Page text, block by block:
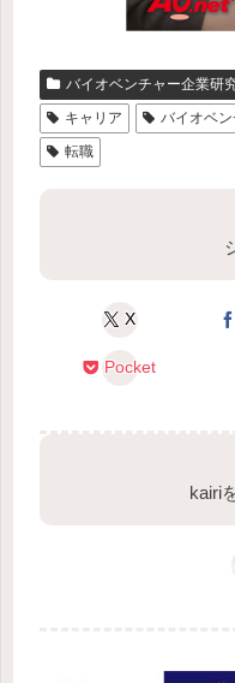
バイオベンチャー企業研
キャリア
バイオベ
転職
X
Pocket
kairi